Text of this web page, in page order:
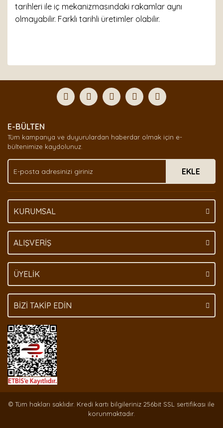
tarihleri ile iç mekanizmasındaki rakamlar aynı
olmayabilir. Farklı tarihli üretimler olabilir.
Yorum Yaz
formunu kullanarak tarafımıza iletebilirsiniz.
Görüş ve önerileriniz için teşekkür ederiz.
Ürün açıklamasında eksik bilgiler bulunuyor.
Ürün bilgilerinde hatalar bulunuyor.
Ürün fiyatı diğer sitelerden daha pahalı.
Bu ürüne benzer farklı alternatifler olmalı.
E-BÜLTEN
Tüm kampanya ve duyurulardan haberdar olmak için e-
bültenimize kaydolunuz.
EKLE
KURUMSAL
ALIŞVERİŞ
ÜYELİK
BİZİ TAKİP EDİN
© Tüm hakları saklıdır. Kredi kartı bilgileriniz 256bit SSL sertifikası ile
korunmaktadır.